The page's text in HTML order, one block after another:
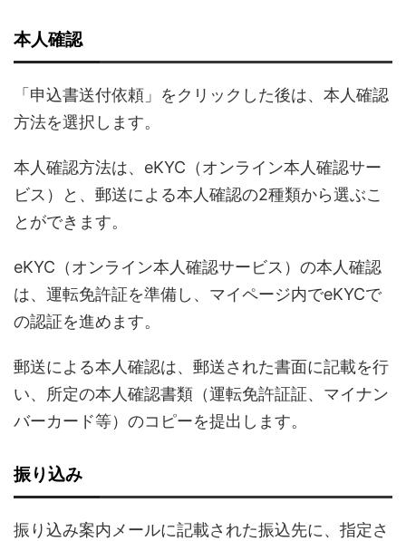
本人確認
「申込書送付依頼」をクリックした後は、本人確認
方法を選択します。
本人確認方法は、eKYC（オンライン本人確認サー
ビス）と、郵送による本人確認の2種類から選ぶこ
とができます。
eKYC（オンライン本人確認サービス）の本人確認
は、運転免許証を準備し、マイページ内でeKYCで
の認証を進めます。
郵送による本人確認は、郵送された書面に記載を行
い、所定の本人確認書類（運転免許証証、マイナン
バーカード等）のコピーを提出します。
振り込み
振り込み案内メールに記載された振込先に、指定さ